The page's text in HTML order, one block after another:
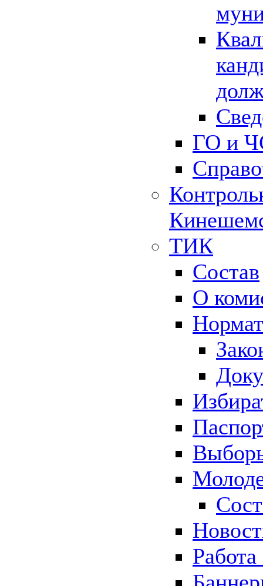
ГО и
ТИК
Состав
О